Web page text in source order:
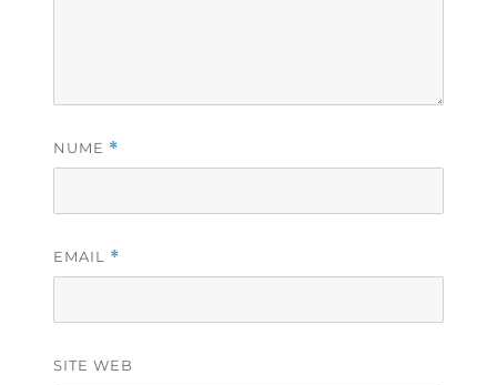
NUME *
EMAIL *
SITE WEB